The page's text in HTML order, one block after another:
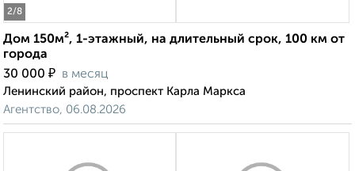
2/8
Дом 150м², 1-этажный, на длительный срок, 100 км от
города
30 000 ₽ в месяц
Ленинский район, проспект Карла Маркса
Агентство, 06.08.2026